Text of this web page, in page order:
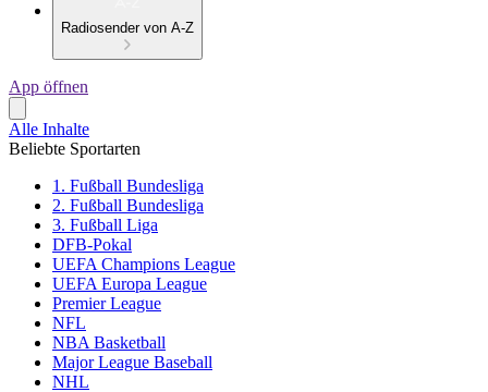
Radiosender von A-Z
App öffnen
Alle Inhalte
Beliebte Sportarten
1. Fußball Bundesliga
2. Fußball Bundesliga
3. Fußball Liga
DFB-Pokal
UEFA Champions League
UEFA Europa League
Premier League
NFL
NBA Basketball
Major League Baseball
NHL